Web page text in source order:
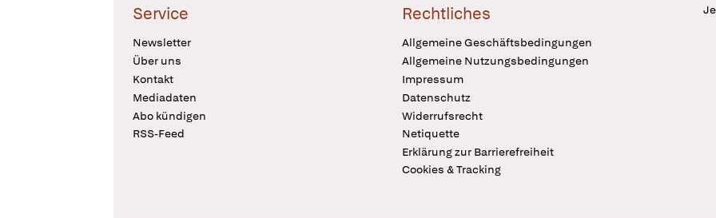
Service
Newsletter
Über uns
Kontakt
Mediadaten
Abo kündigen
RSS-Feed
Rechtliches
Allgemeine Geschäftsbedingungen
Allgemeine Nutzungsbedingungen
Impressum
Datenschutz
Widerrufsrecht
Netiquette
Erklärung zur Barrierefreiheit
Cookies & Tracking